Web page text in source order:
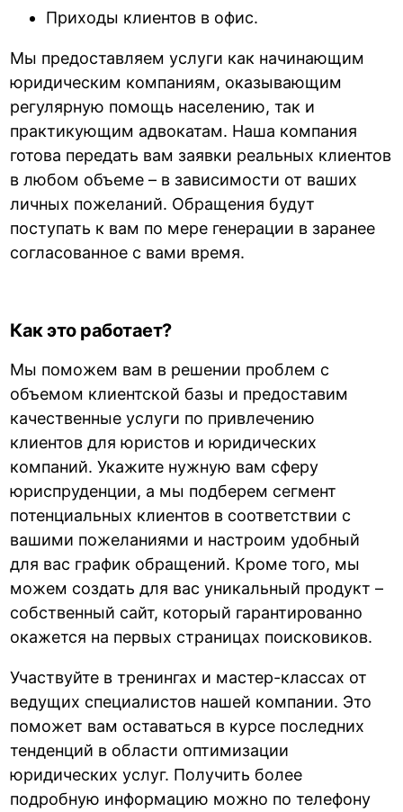
Приходы клиентов в офис.
Мы предоставляем услуги как начинающим
юридическим компаниям, оказывающим
регулярную помощь населению, так и
практикующим адвокатам. Наша компания
готова передать вам заявки реальных клиентов
в любом объеме – в зависимости от ваших
личных пожеланий. Обращения будут
поступать к вам по мере генерации в заранее
согласованное с вами время.
Как это работает?
Мы поможем вам в решении проблем с
объемом клиентской базы и предоставим
качественные услуги по привлечению
клиентов для юристов и юридических
компаний. Укажите нужную вам сферу
юриспруденции, а мы подберем сегмент
потенциальных клиентов в соответствии с
вашими пожеланиями и настроим удобный
для вас график обращений. Кроме того, мы
можем создать для вас уникальный продукт –
собственный сайт, который гарантированно
окажется на первых страницах поисковиков.
Участвуйте в тренингах и мастер-классах от
ведущих специалистов нашей компании. Это
поможет вам оставаться в курсе последних
тенденций в области оптимизации
юридических услуг. Получить более
подробную информацию можно по телефону